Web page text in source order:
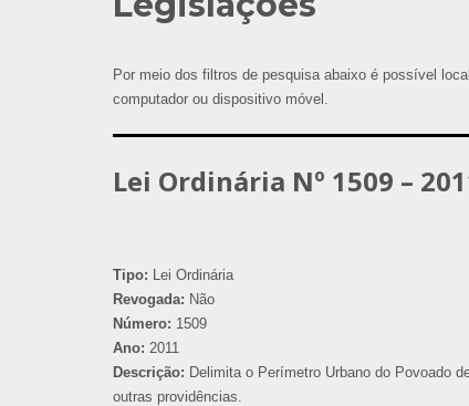
Por meio dos filtros de pesquisa abaixo é possível
computador ou dispositivo móvel.
Lei Ordinária Nº 1509 –
Tipo: Lei Ordinária
Revogada: Não
Número: 1509
Ano: 2011
Descrição: Delimita o Perímetro Urbano do Povoado
outras providências.